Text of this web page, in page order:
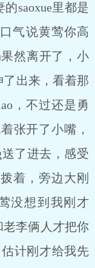
saoxue里都是
气说黄莺你高
然离开了，小
出来，看着那
，不过还是勇
张开了小嘴，
了进去，感受
着，旁边大刚
没想到我刚才
老李俩人才把你
计刚才给我先